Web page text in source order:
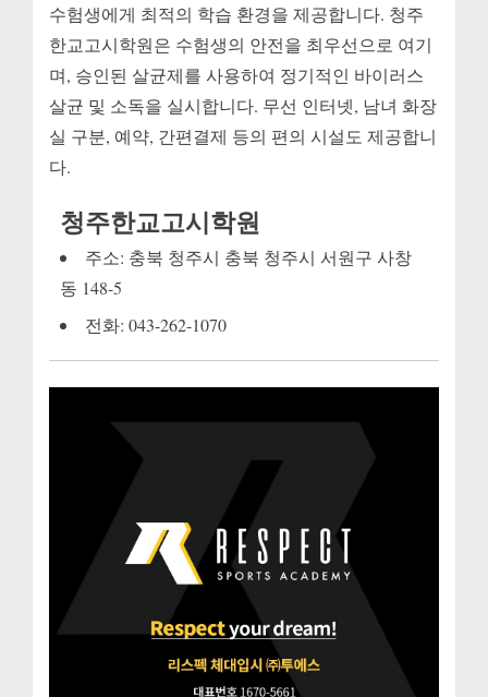
수험생에게 최적의 학습 환경을 제공합니다. 청주
한교고시학원은 수험생의 안전을 최우선으로 여기
며, 승인된 살균제를 사용하여 정기적인 바이러스
살균 및 소독을 실시합니다. 무선 인터넷, 남녀 화장
실 구분, 예약, 간편결제 등의 편의 시설도 제공합니
다.
청주한교고시학원
주소: 충북 청주시 충북 청주시 서원구 사창
동 148-5
전화: 043-262-1070